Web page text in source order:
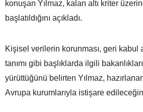
konuşan Yılmaz, kalan altı kriter
başlatıldığını açıkladı.
Kişisel verilerin korunması, geri kabul
tanımı gibi başlıklarda ilgili
yürüttüğünü belirten Yılmaz,
Avrupa kurumlarıyla istişare